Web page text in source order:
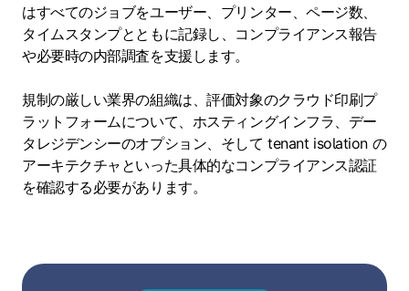
はすべてのジョブをユーザー、プリンター、ページ数、
タイムスタンプとともに記録し、コンプライアンス報告
や必要時の内部調査を支援します。
規制の厳しい業界の組織は、評価対象のクラウド印刷プ
ラットフォームについて、ホスティングインフラ、デー
タレジデンシーのオプション、そして tenant isolation の
アーキテクチャといった具体的なコンプライアンス認証
を確認する必要があります。